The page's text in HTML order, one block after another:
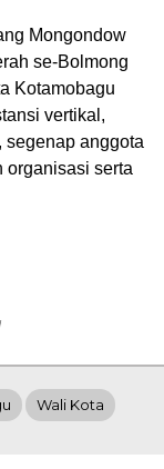
Mongondow
se-Bolmong
Kotamobagu
vertikal,
segenap anggota
organisasi serta
Wali Kota